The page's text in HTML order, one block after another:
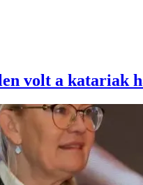
volt a katariak